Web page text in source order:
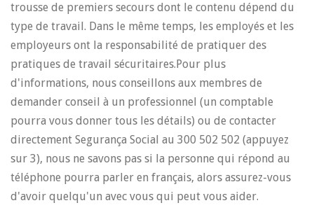
trousse de premiers secours dont le contenu dépend du
type de travail. Dans le même temps, les employés et les
employeurs ont la responsabilité de pratiquer des
pratiques de travail sécuritaires.Pour plus
d'informations, nous conseillons aux membres de
demander conseil à un professionnel (un comptable
pourra vous donner tous les détails) ou de contacter
directement Segurança Social au 300 502 502 (appuyez
sur 3), nous ne savons pas si la personne qui répond au
téléphone pourra parler en français, alors assurez-vous
d'avoir quelqu'un avec vous qui peut vous aider.